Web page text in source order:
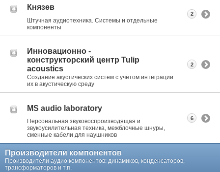
Князев
Штучная аудиотехника. Системы и отдельные
компоненты
2
Инновационно -
конструкторский центр Tulip
acoustics
Создание акустических систем с учётом интеграции
их в акустическую среду
2
MS audio laboratory
Персональная звуковоспроизводящая и
звукоусилительная техника, межблочные шнуры,
сменные кабели для наушников
6
Производители компонентов
Производители аудио компонентов: динамиков, конденсаторов,
трансформаторов и т.п.